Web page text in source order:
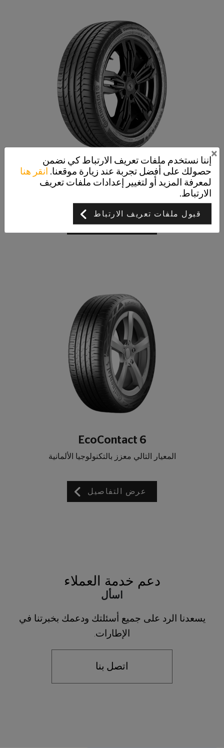
ContiSportContact 5P
سريع جدا. حتى عند الضغط على المكابح
عرض التفاصيل
EcoContact 6
المعيار التالي معزز بالتكنولوجيا الألمانية
عرض التفاصيل
دعم خدمة العملاء
اسأل
يسعدنا الرد على جميع أسئلتك ودعمك بخبرتنا في
الإطارات.
اتصل بنا
إننا نستخدم ملفات تعريف الارتباط كي نضمن
حصولك على أفضل تجربة عند زيارة موقعنا. انقر هنا
لمعرفة المزيد أو لتغيير إعدادات ملفات تعريف
الارتباط.
قبول ملفات تعريف الارتباط
×